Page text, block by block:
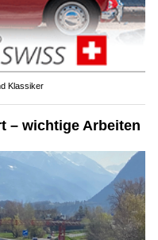
Klassiker
– wichtige Arbeiten